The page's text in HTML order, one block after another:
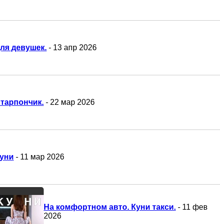
девушек. - 13 апр 2026
- 22 мар 2026
- 11 мар 2026
На комфортном авто. Куни такси. - 11 фев
2026